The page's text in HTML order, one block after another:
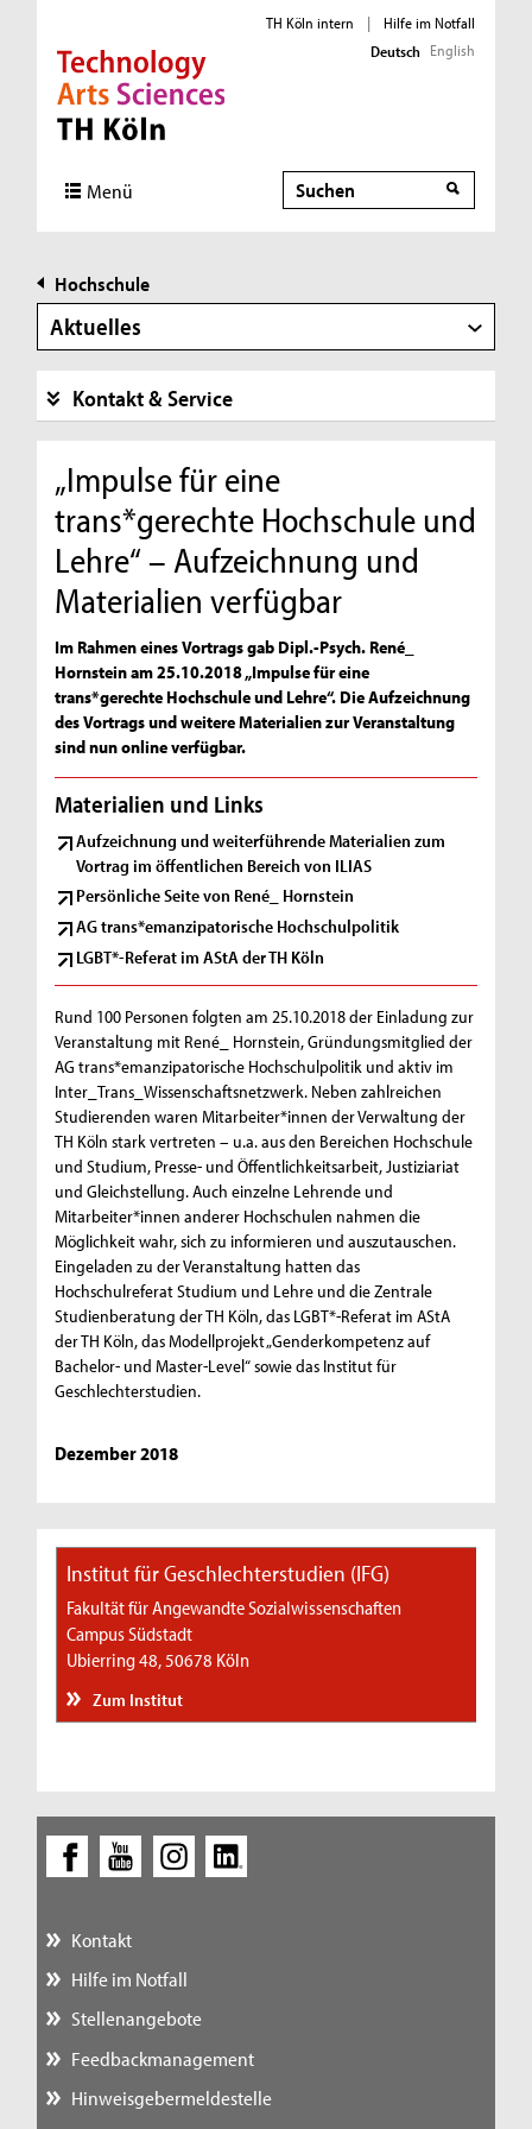
Direkt zur Hauptnavigation
Direkt zur Subnavigation
Direkt zum Inhalt
Direkt zum Fußbereich
TH Köln intern |
Hilfe im Notfall
Deutsch English
Menü Suche
Hochschule
Aktuelles
Kontakt & Service
„Impulse für eine
trans*gerechte Hochschule und
Lehre“ – Aufzeichnung und
Materialien verfügbar
Im Rahmen eines Vortrags gab Dipl.-Psych. René_
Hornstein am 25.10.2018 „Impulse für eine
trans*gerechte Hochschule und Lehre“. Die Aufzeichnung
des Vortrags und weitere Materialien zur Veranstaltung
sind nun online verfügbar.
Materialien und Links
Aufzeichnung und weiterführende Materialien zum
Vortrag im öffentlichen Bereich von ILIAS
Persönliche Seite von René_ Hornstein
AG trans*emanzipatorische Hochschulpolitik
LGBT*-Referat im AStA der TH Köln
Rund 100 Personen folgten am 25.10.2018 der Einladung zur
Veranstaltung mit René_ Hornstein, Gründungsmitglied der
AG trans*emanzipatorische Hochschulpolitik und aktiv im
Inter_Trans_Wissenschaftsnetzwerk. Neben zahlreichen
Studierenden waren Mitarbeiter*innen der Verwaltung der
TH Köln stark vertreten – u.a. aus den Bereichen Hochschule
und Studium, Presse- und Öffentlichkeitsarbeit, Justiziariat
und Gleichstellung. Auch einzelne Lehrende und
Mitarbeiter*innen anderer Hochschulen nahmen die
Möglichkeit wahr, sich zu informieren und auszutauschen.
Eingeladen zu der Veranstaltung hatten das
Hochschulreferat Studium und Lehre und die Zentrale
Studienberatung der TH Köln, das LGBT*-Referat im AStA
der TH Köln, das Modellprojekt „Genderkompetenz auf
Bachelor- und Master-Level“ sowie das Institut für
Geschlechterstudien.
Dezember 2018
Institut für Geschlechterstudien (IFG)
Fakultät für Angewandte Sozialwissenschaften
Campus Südstadt
Ubierring 48, 50678 Köln
Zum Institut
Kontakt
Hilfe im Notfall
Stellenangebote
Feedbackmanagement
Hinweisgebermeldestelle